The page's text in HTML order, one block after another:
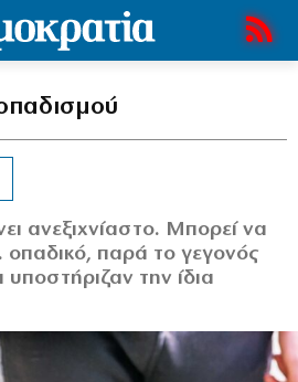
ανεξιχνίαστο. Μπορεί να
οπαδικό, παρά το γεγονός
υποστήριζαν την ίδια